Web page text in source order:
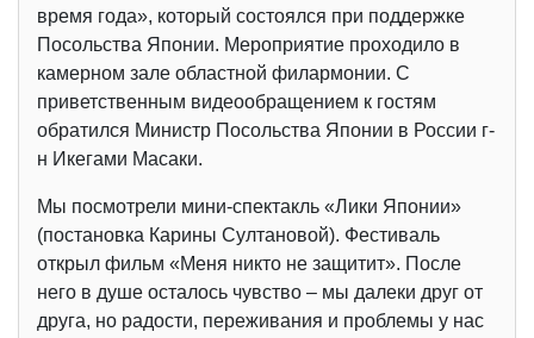
время года», который состоялся при поддержке
Посольства Японии. Мероприятие проходило в
камерном зале областной филармонии. С
приветственным видеообращением к гостям
обратился Министр Посольства Японии в России г-
н Икегами Масаки.
Мы посмотрели мини-спектакль «Лики Японии»
(постановка Карины Султановой). Фестиваль
открыл фильм «Меня никто не защитит». После
него в душе осталось чувство – мы далеки друг от
друга, но радости, переживания и проблемы у нас